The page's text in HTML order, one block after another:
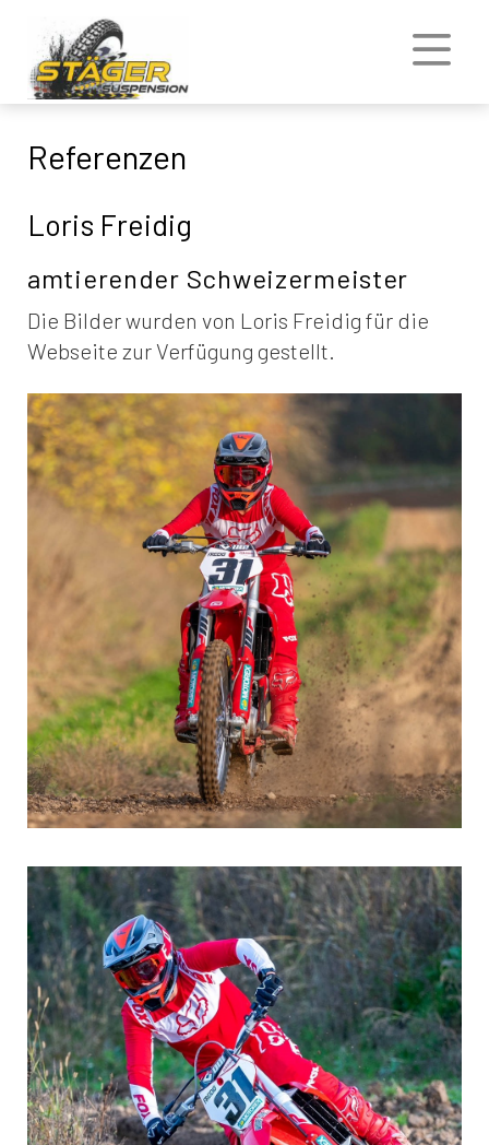
Referenzen
Loris Freidig
amtierender Schweizermeister
Die Bilder wurden von Loris Freidig für die
Webseite zur Verfügung gestellt.